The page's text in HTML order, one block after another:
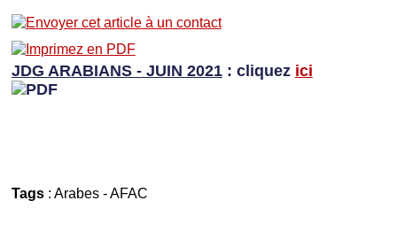
JDG ARABIANS - JUIN 2021: cliquez ici
Tags: Arabes-AFAC